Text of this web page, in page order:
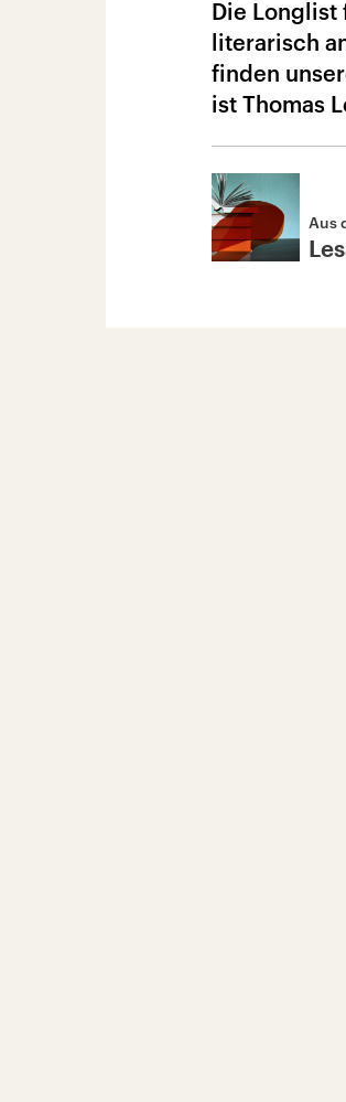
Die Longlist
literarisch
finden
ist Thomas
Aus